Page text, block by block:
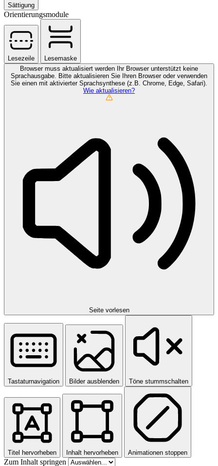
Sättigung
Orientierungsmodule
Lesezeile
Lesemaske
Browser muss aktualisiert werden Ihr Browser unterstützt keine
Sprachausgabe. Bitte aktualisieren Sie Ihren Browser oder verwenden
Sie einen mit aktivierter Sprachsynthese (z.B. Chrome, Edge, Safari).
Wie aktualisieren?
Seite vorlesen
Tastaturnavigation Bilder ausblenden Töne stummschalten
Titel hervorheben Inhalt hervorheben Animationen stoppen
Zum Inhalt springen